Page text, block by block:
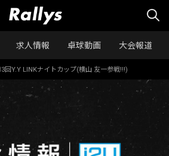
求人情報 卓球動画 大会報道
回Y.Y LINKナイトカップ(横山 友一参戦!!!)